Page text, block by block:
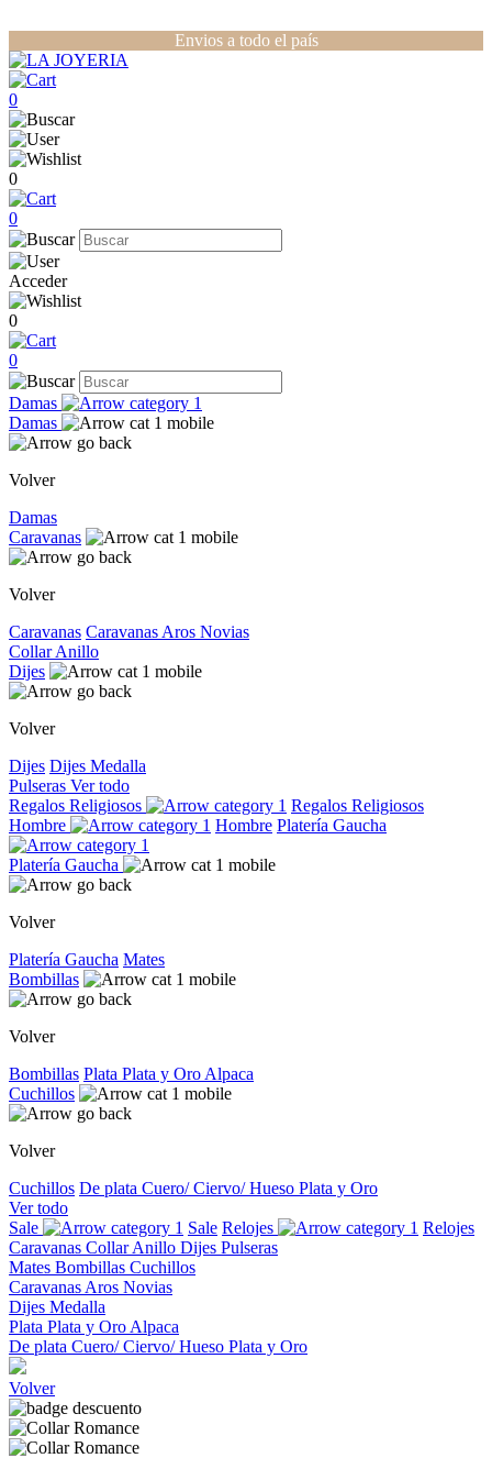
Envios a todo el país
0
0
0
Acceder
0
0
Damas
Damas
Volver
Damas
Caravanas
Volver
Caravanas Caravanas Aros Novias
CollarAnillo
Dijes
Volver
Dijes Dijes Medalla
Pulseras Ver todo
Regalos Religiosos
Regalos Religiosos
Hombre
Hombre Platería Gaucha
Platería Gaucha
Volver
Platería Gaucha Mates
Bombillas
Volver
Bombillas Plata Plata y Oro Alpaca
Cuchillos
Volver
Cuchillos De plata Cuero/ Ciervo/ Hueso Plata y Oro
Ver todo
Sale
Sale Relojes
Relojes
Caravanas CollarAnillo Dijes Pulseras
Mates Bombillas Cuchillos
Caravanas Aros Novias
Dijes Medalla
Plata Plata y Oro Alpaca
De plata Cuero/ Ciervo/ Hueso Plata y Oro
Volver